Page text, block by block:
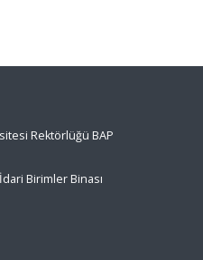
Rektörlüğü BAP
Birimler Binası